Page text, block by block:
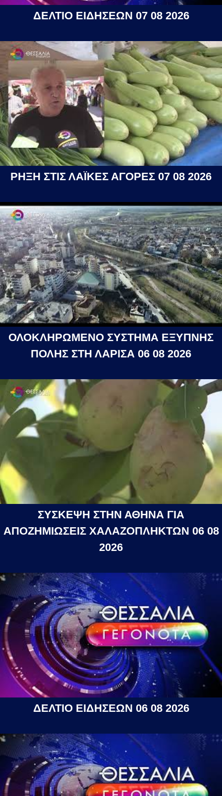
ΔΕΛΤΙΟ ΕΙΔΗΣΕΩΝ 07 08 2026
ΡΗΞΗ ΣΤΙΣ ΛΑΪΚΕΣ ΑΓΟΡΕΣ 07 08 2026
ΟΛΟΚΛΗΡΩΜΕΝΟ ΣΥΣΤΗΜΑ ΕΞΥΠΝΗΣ
ΠΟΛΗΣ ΣΤΗ ΛΑΡΙΣΑ 06 08 2026
ΣΥΣΚΕΨΗ ΣΤΗΝ ΑΘΗΝΑ ΓΙΑ
ΑΠΟΖΗΜΙΩΣΕΙΣ ΧΑΛΑΖΟΠΛΗΚΤΩΝ 06 08
2026
ΔΕΛΤΙΟ ΕΙΔΗΣΕΩΝ 06 08 2026